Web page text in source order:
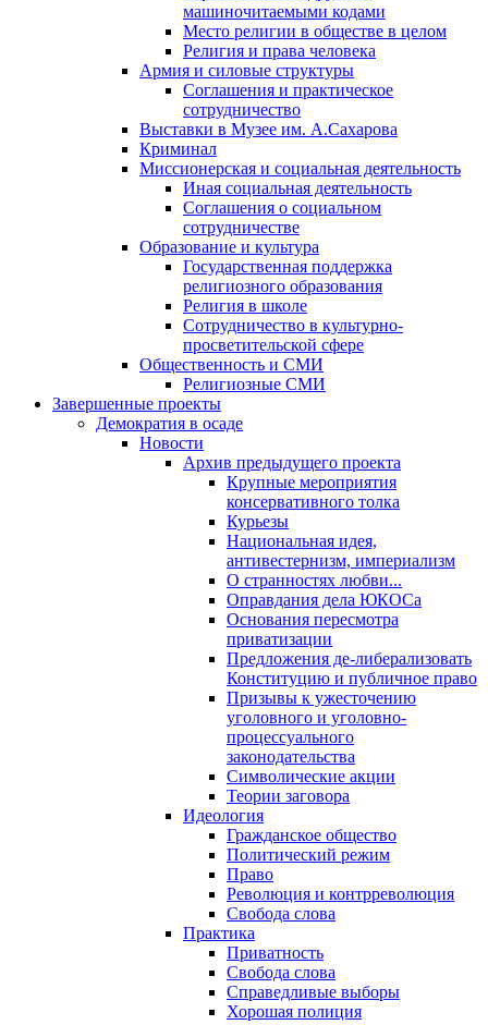
машиночитаемыми кодами
Место религии в обществе в целом
Религия и права человека
Армия и силовые структуры
Соглашения и практическое
сотрудничество
Выставки в Музее им. А.Сахарова
Криминал
Миссионерская и социальная деятельность
Иная социальная деятельность
Соглашения о социальном
сотрудничестве
Образование и культура
Государственная поддержка
религиозного образования
Религия в школе
Сотрудничество в культурно-
просветительской сфере
Общественность и СМИ
Религиозные СМИ
Завершенные проекты
Демократия в осаде
Новости
Архив предыдущего проекта
Крупные мероприятия
консервативного толка
Курьезы
Национальная идея,
антивестернизм, империализм
О странностях любви...
Оправдания дела ЮКОСа
Основания пересмотра
приватизации
Предложения де-либерализовать
Конституцию и публичное право
Призывы к ужесточению
уголовного и уголовно-
процессуального
законодательства
Символические акции
Теории заговора
Идеология
Гражданское общество
Политический режим
Право
Революция и контрреволюция
Свобода слова
Практика
Приватность
Свобода слова
Справедливые выборы
Хорошая полиция